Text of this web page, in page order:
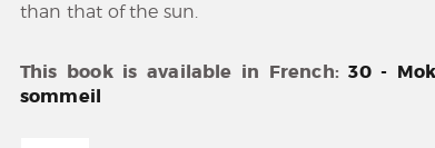
than that of the sun.
This book is available in French:30 -
sommeil